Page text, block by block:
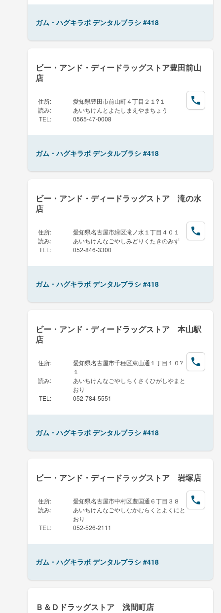
ガム・ハグキラボ デンタルブラシ #418
ビー・アンド・ディードラッグストア豊田前山
店
住所:
愛知県豊田市前山町４丁目２１?１
読み:
あいちけんとよたしまえやまちょう
TEL : 0565-47-0008
ガム・ハグキラボ デンタルブラシ #418
ビー・アンド・ディードラッグストア 滝の水
店
住所:
愛知県名古屋市緑区滝ノ水１丁目４０１
読み:
あいちけんなごやしみどりくたきのみず
TEL : 052-846-3300
ガム・ハグキラボ デンタルブラシ #418
ビー・アンド・ディードラッグストア 本山駅
店
住所:
愛知県名古屋市千種区東山通１丁目１０?
１
読み:
あいちけんなごやしちくさくひがしやまと
おり
TEL : 052-784-5551
ガム・ハグキラボ デンタルブラシ #418
ビー・アンド・ディードラッグストア 岩塚店
住所:
愛知県名古屋市中村区豊国通６丁目３８
読み:
あいちけんなごやしなかむらくとよくにと
おり
TEL : 052-526-2111
ガム・ハグキラボ デンタルブラシ #418
Ｂ＆Ｄドラッグストア 浅間町店